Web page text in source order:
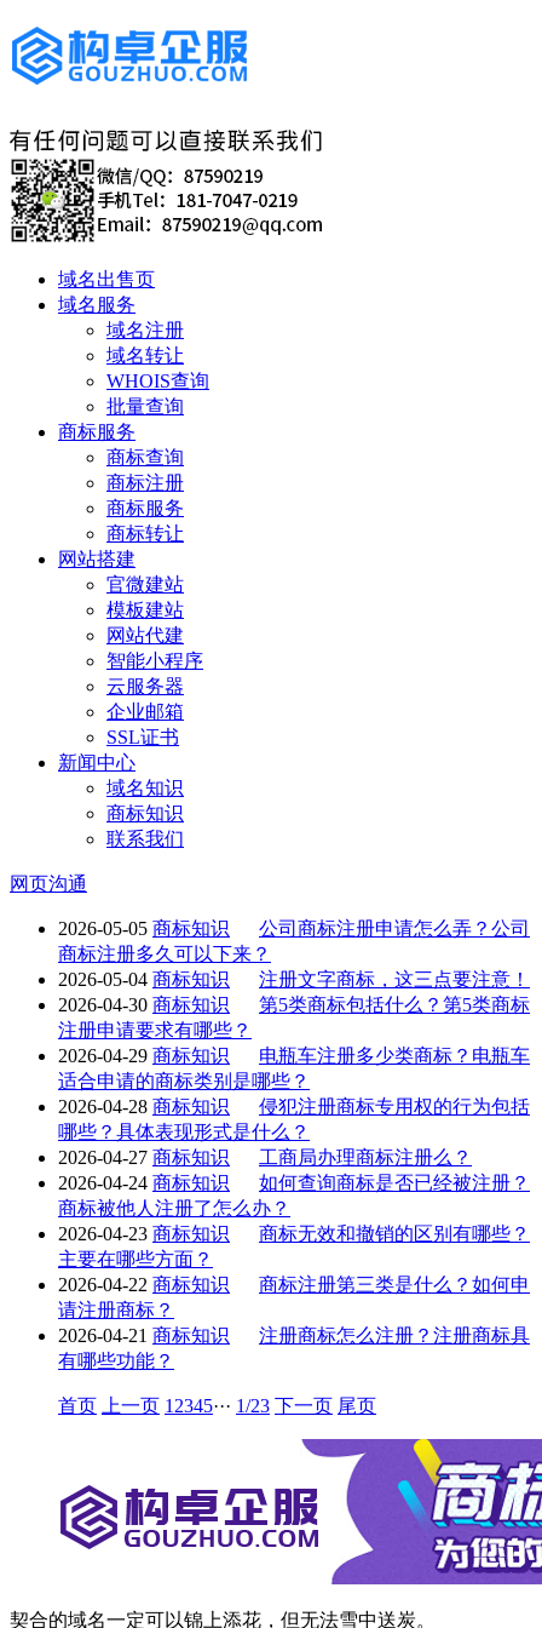
域名出售页
域名服务
域名注册
域名转让
WHOIS查询
批量查询
商标服务
商标查询
商标注册
商标服务
商标转让
网站搭建
官微建站
模板建站
网站代建
智能小程序
云服务器
企业邮箱
SSL证书
新闻中心
域名知识
商标知识
联系我们
网页沟通
2026-05-05 商标知识
公司商标注册申请怎么弄？公司
商标注册多久可以下来？
2026-05-04 商标知识
注册文字商标，这三点要注意！
2026-04-30 商标知识
第5类商标包括什么？第5类商标
注册申请要求有哪些？
2026-04-29 商标知识
电瓶车注册多少类商标？电瓶车
适合申请的商标类别是哪些？
2026-04-28 商标知识
侵犯注册商标专用权的行为包括
哪些？具体表现形式是什么？
2026-04-27 商标知识
工商局办理商标注册么？
2026-04-24 商标知识
如何查询商标是否已经被注册？
商标被他人注册了怎么办？
2026-04-23 商标知识
商标无效和撤销的区别有哪些？
主要在哪些方面？
2026-04-22 商标知识
商标注册第三类是什么？如何申
请注册商标？
2026-04-21 商标知识
注册商标怎么注册？注册商标具
有哪些功能？
首页 上一页 1 2345··· 1/23 下一页 尾页
契合的域名一定可以锦上添花，但无法雪中送炭。